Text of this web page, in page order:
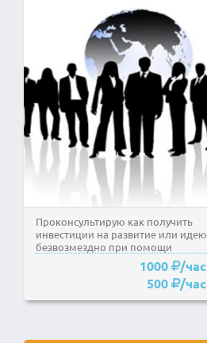
Проконсультирую как получить
инвестиции на развитие или идею
безвозмездно при помощи
краудфандинга. Сотни и тысячи...
1000
/час
500
/час